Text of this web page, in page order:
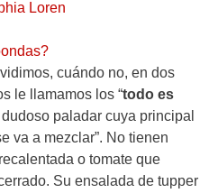
Loren
cuándo no, en dos
le llamamos los “todo es
paladar cuya principal
va a mezclar”. No tienen
o tomate que
Su ensalada de tupper